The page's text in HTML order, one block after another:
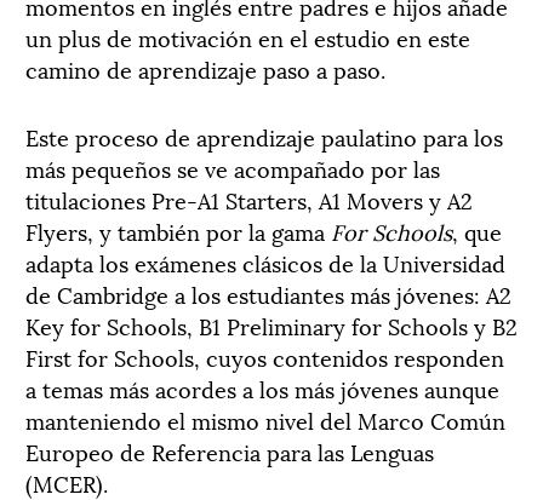
un plus de motivación en el estudio en este
camino de aprendizaje paso a paso.
Este proceso de aprendizaje paulatino para los
más pequeños se ve acompañado por las
titulaciones Pre-A1 Starters, A1 Movers y A2
Flyers, y también por la gama For Schools, que
adapta los exámenes clásicos de la Universidad
de Cambridge a los estudiantes más jóvenes: A2
Key for Schools, B1 Preliminary for Schools y B2
First for Schools, cuyos contenidos responden
a temas más acordes a los más jóvenes aunque
manteniendo el mismo nivel del Marco Común
Europeo de Referencia para las Lenguas
(MCER).